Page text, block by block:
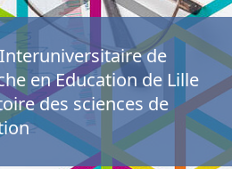
de
en Education de Lille
des sciences de